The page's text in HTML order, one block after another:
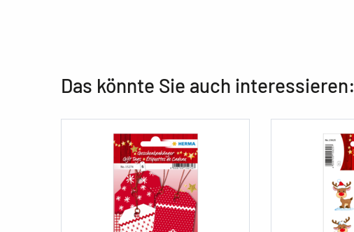
Das könnte Sie auch interessieren: